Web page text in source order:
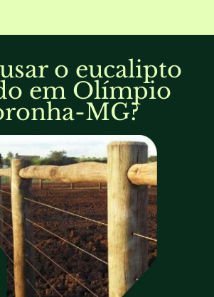
o eucalipto
em Olímpio
MG?